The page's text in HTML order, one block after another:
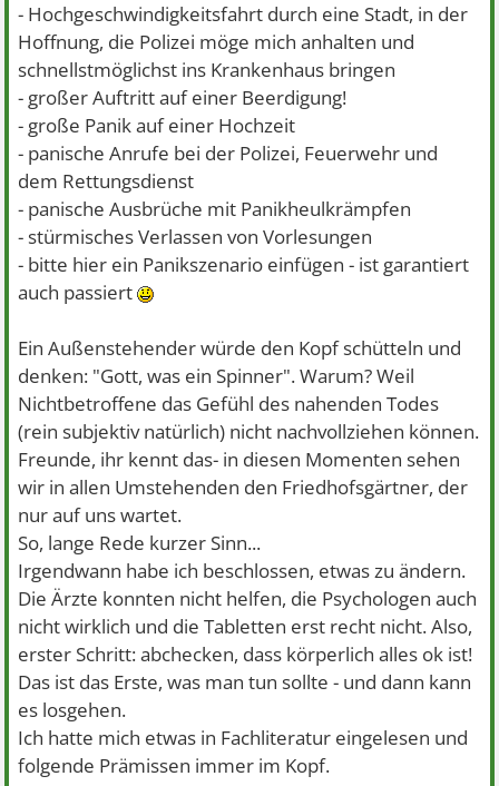
- Hochgeschwindigkeitsfahrt durch eine Stadt, in der
Hoffnung, die Polizei möge mich anhalten und
schnellstmöglichst ins Krankenhaus bringen
- großer Auftritt auf einer Beerdigung!
- große Panik auf einer Hochzeit
- panische Anrufe bei der Polizei, Feuerwehr und
dem Rettungsdienst
- panische Ausbrüche mit Panikheulkrämpfen
- stürmisches Verlassen von Vorlesungen
- bitte hier ein Panikszenario einfügen - ist garantiert
auch passiert
Ein Außenstehender würde den Kopf schütteln und
denken: "Gott, was ein Spinner". Warum? Weil
Nichtbetroffene das Gefühl des nahenden Todes
(rein subjektiv natürlich) nicht nachvollziehen können.
Freunde, ihr kennt das- in diesen Momenten sehen
wir in allen Umstehenden den Friedhofsgärtner, der
nur auf uns wartet.
So, lange Rede kurzer Sinn...
Irgendwann habe ich beschlossen, etwas zu ändern.
Die Ärzte konnten nicht helfen, die Psychologen auch
nicht wirklich und die Tabletten erst recht nicht. Also,
erster Schritt: abchecken, dass körperlich alles ok ist!
Das ist das Erste, was man tun sollte - und dann kann
es losgehen.
Ich hatte mich etwas in Fachliteratur eingelesen und
folgende Prämissen immer im Kopf.